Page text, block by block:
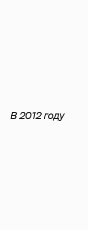
В 2012 году